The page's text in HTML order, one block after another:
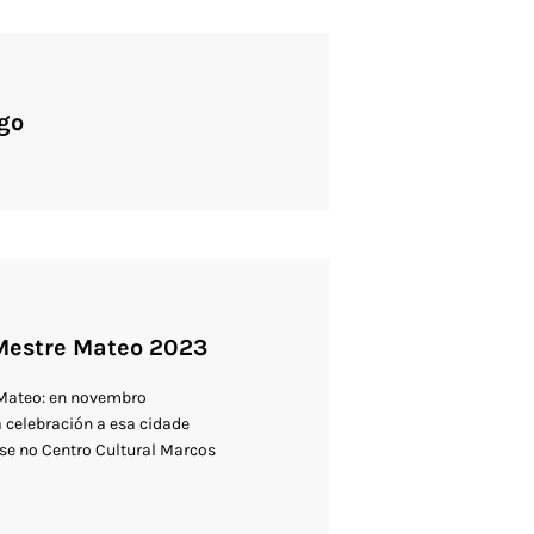
Mateo 2023
en novembro
celebración a esa cidade
no Centro Cultural Marcos